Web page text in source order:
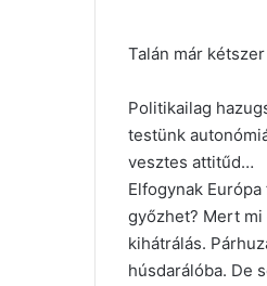
Talán már
Politikailag
testünk
vesztes attitűd…
Elfogynak
győzhet? Mert
kihátrálás.
húsdarálóba. De